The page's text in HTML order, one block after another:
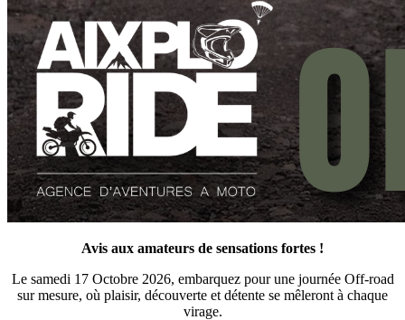
Avis aux amateurs de sensations fortes !
Le samedi 17 Octobre 2026, embarquez pour une journée Off-road
sur mesure, où plaisir, découverte et détente se mêleront à chaque
virage.